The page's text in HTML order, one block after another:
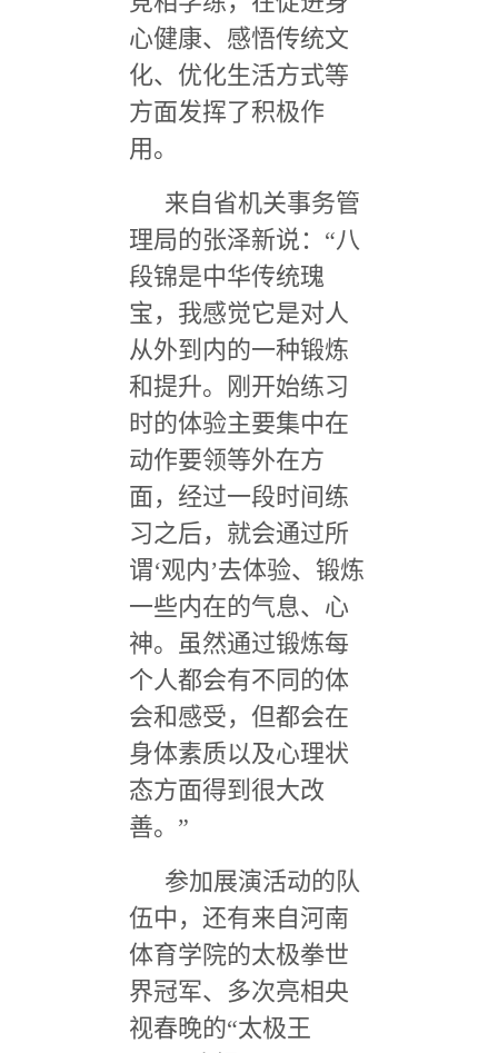
心健康、感悟传统文
化、优化生活方式等
方面发挥了积极作
用。
来自省机关事务管
理局的张泽新说： “八
段锦是中华传统瑰
宝，我感觉它是对人
从外到内的一种锻炼
和提升。刚开始练习
时的体验主要集中在
动作要领等外在方
面，经过一段时间练
习之后，就会通过所
谓‘观内’去体验、锻炼
一些内在的气息、心
神。虽然通过锻炼每
个人都会有不同的体
会和感受，但都会在
身体素质以及心理状
态方面得到很大改
善。 ”
参加展演活动的队
伍中，还有来自河南
体育学院的太极拳世
界冠军、多次亮相央
视春晚的“太极王